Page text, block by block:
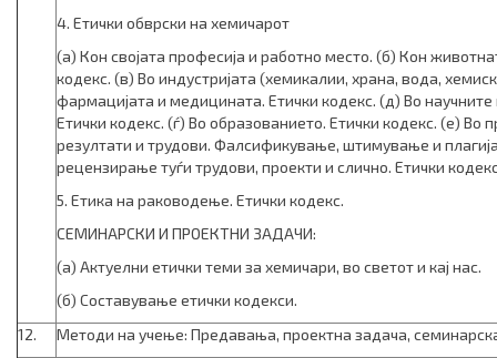
4. Етички обврски на хемичарот
(а) Кон својата професија и работно место. (б) Кон
кодекс. (в) Во индустријата (хемикалии, храна, вода,
фармацијата и медицината. Етички кодекс. (д) Во
Етички кодекс. (ѓ) Во образованието. Етички кодекс. (е) Во
резултати и трудови. Фалсификување, штимување и
рецензирање туѓи трудови, проекти и слично. Етички
5. Етика на раководење. Етички кодекс.
СЕМИНАРСКИ И ПРОЕКТНИ ЗАДАЧИ:
(а) Актуелни етички теми за хемичари, во светот и кај нас.
(б) Составување етички кодекси.
12.
Методи на учење: Предавања, проектна задача,